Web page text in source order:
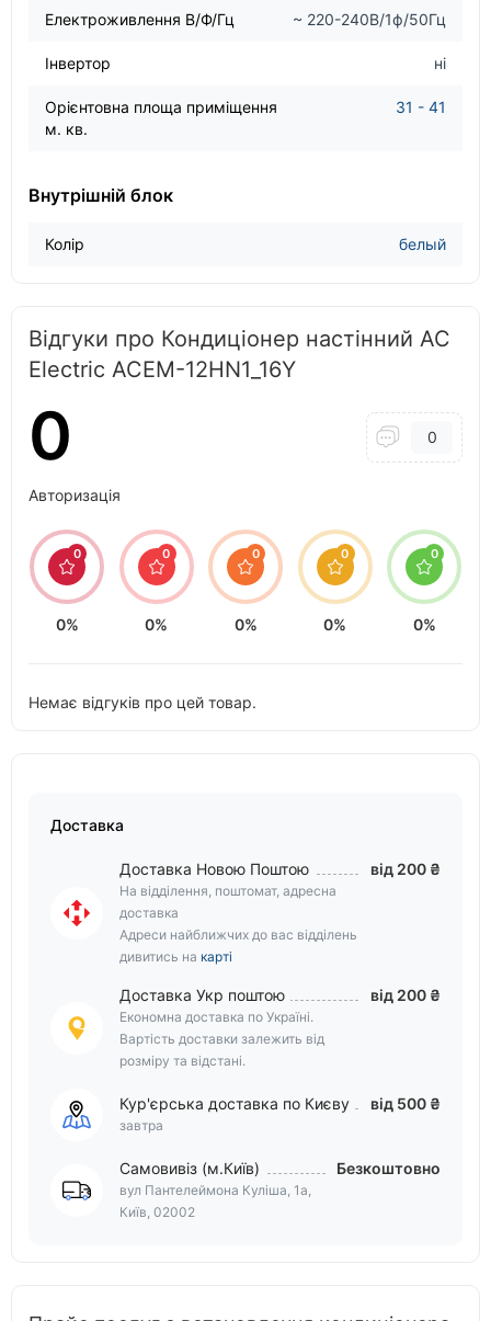
Електроживлення В/Ф/Гц ~ 220-240В/1ф/50Гц
Інвертор ні
Орієнтовна площа приміщення
м. кв.
31 - 41
Внутрішній блок
Колір белый
Відгуки про Кондиціонер настінний AC
Electric ACEM-12HN1_16Y
0 0
Авторизація
0
0%
0
0%
0
0%
0
0%
0
0%
Немає відгуків про цей товар.
Доставка
Доставка Новою Поштою
На відділення, поштомат, адресна
доставка
Адреси найближчих до вас відділень
дивитись на карті
від 200 ₴
Доставка Укр поштою
Економна доставка по Україні.
Вартість доставки залежить від
розміру та відстані.
від 200 ₴
Кур'єрська доставка по Києву
завтра
від 500 ₴
Самовивіз (м.Київ)
вул Пантелеймона Куліша, 1а,
Київ, 02002
Безкоштовно